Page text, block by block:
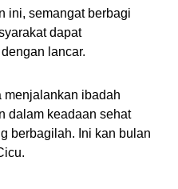
ini, semangat berbagi
dapat
lancar.
menjalankan ibadah
dalam keadaan sehat
berbagilah. Ini kan bulan